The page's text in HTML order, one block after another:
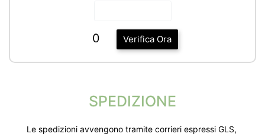
Verifica Ora
0
SPEDIZIONE
Le spedizioni avvengono tramite corrieri espressi GLS,